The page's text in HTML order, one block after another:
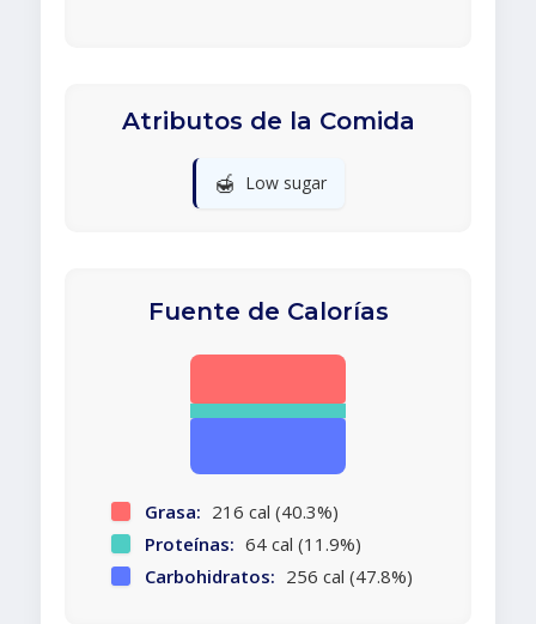
Atributos de la Comida
🍯 Low sugar
Fuente de Calorías
Grasa: 216 cal (40.3%)
Proteínas: 64 cal (11.9%)
Carbohidratos: 256 cal (47.8%)